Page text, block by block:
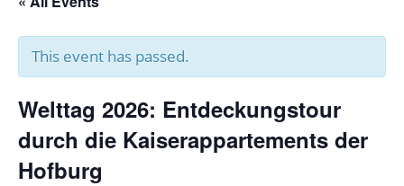
This event has passed.
Welttag 2026: Entdeckungstour
durch die Kaiserappartements der
Hofburg